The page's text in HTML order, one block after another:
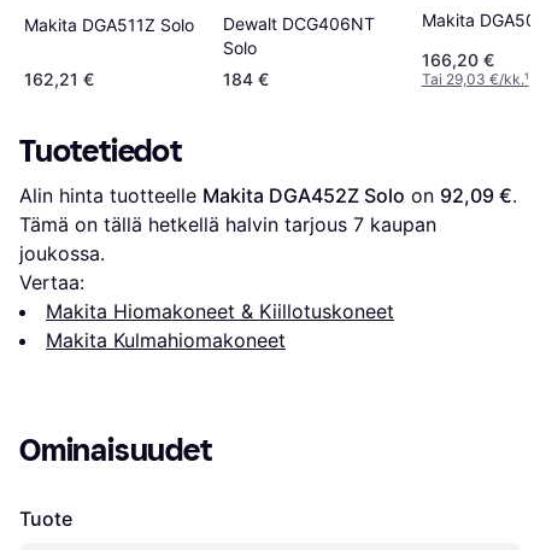
Makita DGA511Z Solo
162,21 €
Dewalt DCG406NT
Solo
184 €
Makita
166,20 €
Tai 29,03 €/kk.¹
Tuotetiedot
Alin hinta tuotteelle Makita DGA452Z Solo on 92,09 €.
Tämä on tällä hetkellä halvin tarjous 7 kaupan
joukossa.
Vertaa:
Makita Hiomakoneet & Kiillotuskoneet
Makita Kulmahiomakoneet
Ominaisuudet
Tuote